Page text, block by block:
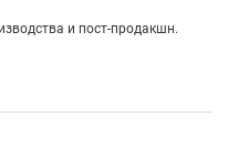
и пост-продакшн.